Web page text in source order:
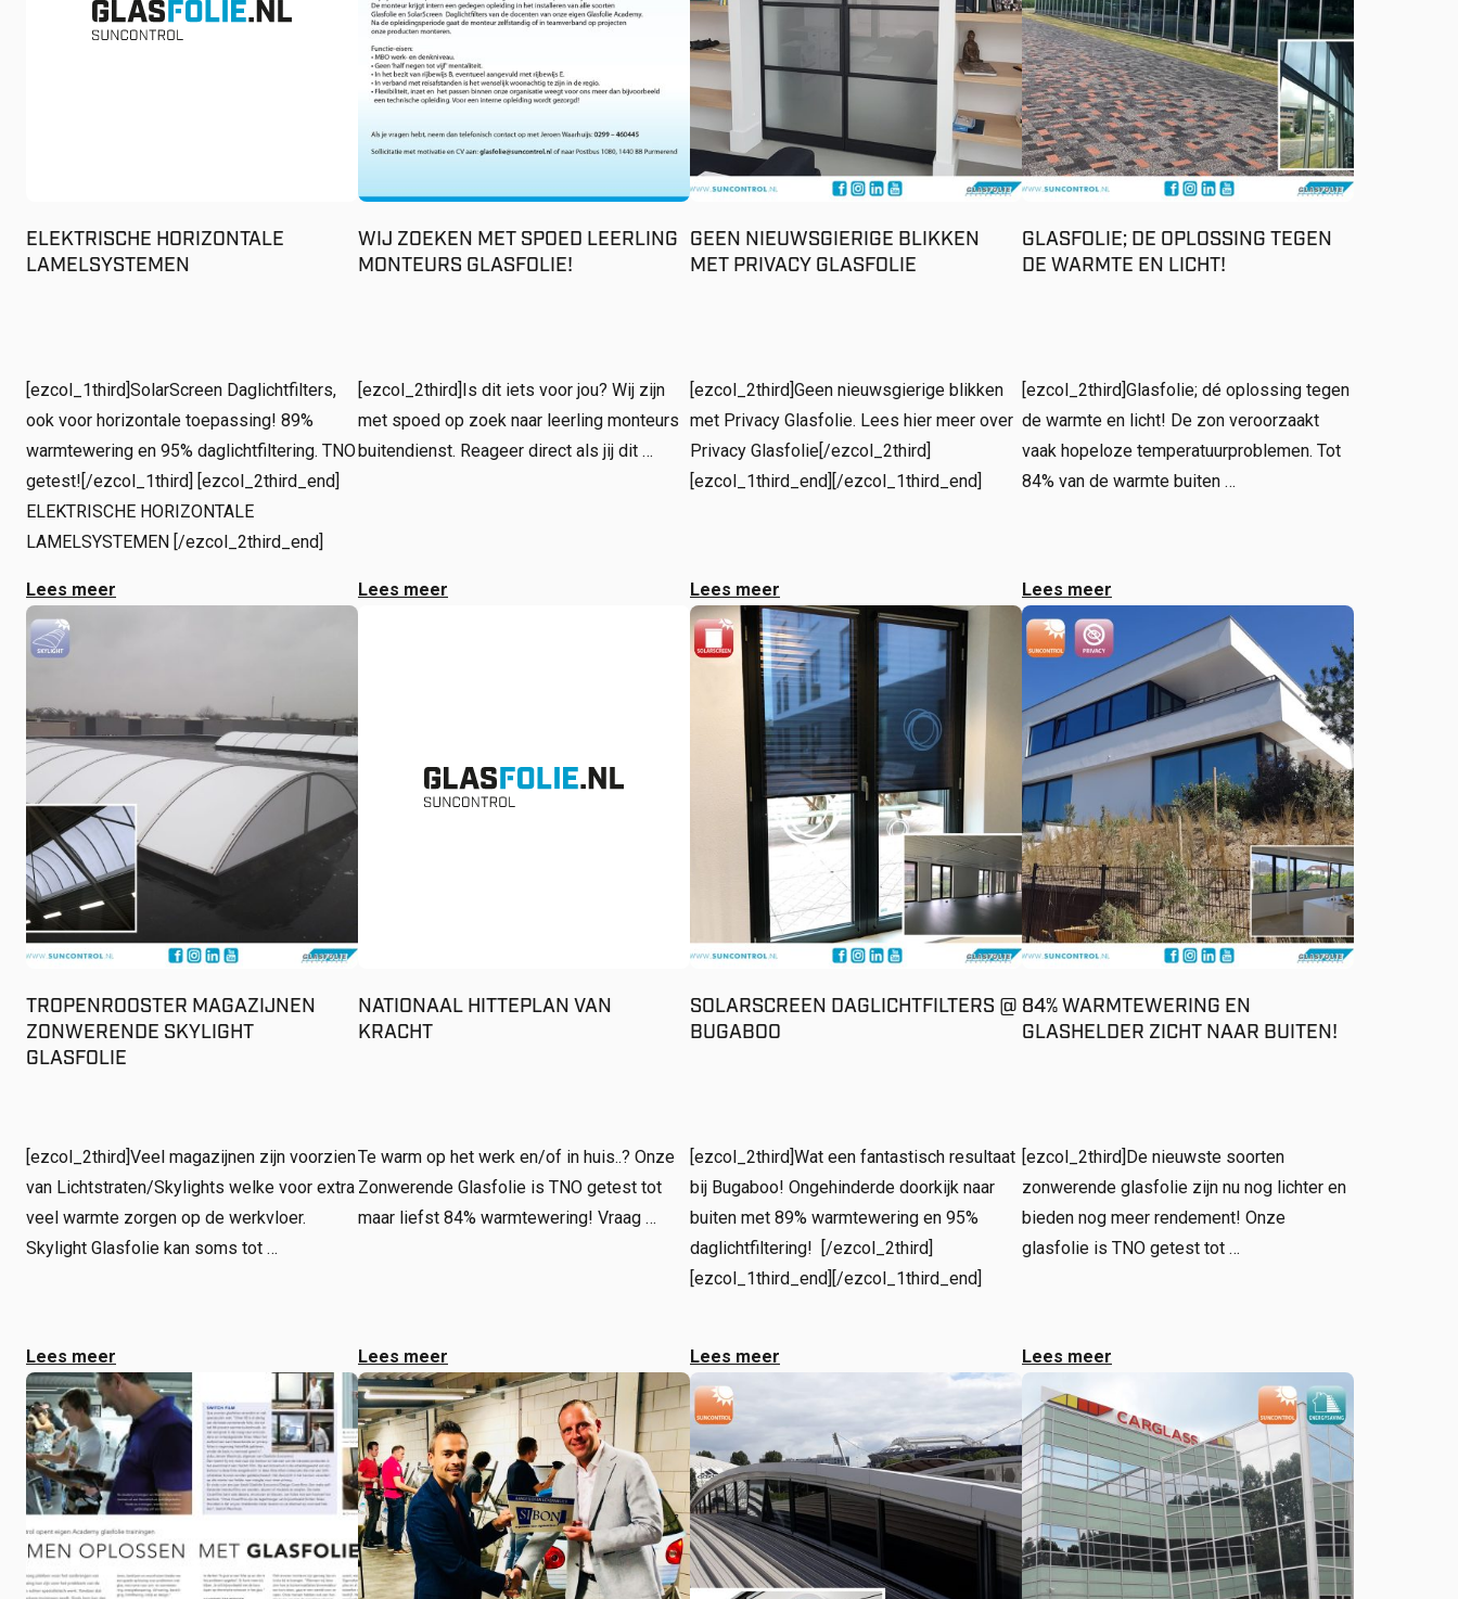
ELEKTRISCHE HORIZONTALE
LAMELSYSTEMEN
[ezcol_1third]SolarScreen Daglichtfilters,
ook voor horizontale toepassing! 89%
warmtewering en 95% daglichtfiltering. TNO
getest![/ezcol_1third] [ezcol_2third_end]
ELEKTRISCHE HORIZONTALE
LAMELSYSTEMEN [/ezcol_2third_end]
Lees meer
WIJ ZOEKEN MET SPOED LEERLING
MONTEURS GLASFOLIE!
[ezcol_2third]Is dit iets voor jou? Wij zijn
met spoed op zoek naar leerling monteurs
buitendienst. Reageer direct als jij dit …
Lees meer
GEEN NIEUWSGIERIGE BLIKKEN
MET PRIVACY GLASFOLIE
[ezcol_2third]Geen nieuwsgierige blikken
met Privacy Glasfolie. Lees hier meer over
Privacy Glasfolie[/ezcol_2third]
[ezcol_1third_end][/ezcol_1third_end]
Lees meer
GLASFOLIE; DE OPLOSSING TEGEN
DE WARMTE EN LICHT!
[ezcol_2third]Glasfolie; dé oplossing tegen
de warmte en licht! De zon veroorzaakt
vaak hopeloze temperatuurproblemen. Tot
84% van de warmte buiten …
Lees meer
TROPENROOSTER MAGAZIJNEN
ZONWERENDE SKYLIGHT
GLASFOLIE
[ezcol_2third]Veel magazijnen zijn voorzien
van Lichtstraten/Skylights welke voor extra
veel warmte zorgen op de werkvloer.
Skylight Glasfolie kan soms tot …
Lees meer
NATIONAAL HITTEPLAN VAN
KRACHT
Te warm op het werk en/of in huis..? Onze
Zonwerende Glasfolie is TNO getest tot
maar liefst 84% warmtewering! Vraag …
Lees meer
SOLARSCREEN DAGLICHTFILTERS @
BUGABOO
[ezcol_2third]Wat een fantastisch resultaat
bij Bugaboo! Ongehinderde doorkijk naar
buiten met 89% warmtewering en 95%
daglichtfiltering! [/ezcol_2third]
[ezcol_1third_end][/ezcol_1third_end]
Lees meer
84% WARMTEWERING EN
GLASHELDER ZICHT NAAR BUITEN!
[ezcol_2third]De nieuwste soorten
zonwerende glasfolie zijn nu nog lichter en
bieden nog meer rendement! Onze
glasfolie is TNO getest tot …
Lees meer